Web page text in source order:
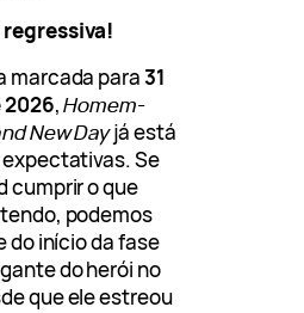
marcada para31
2026,Homem-
New Dayjá está
Se
cumprir o que
podemos
do início da fase
do herói no
que ele estreou